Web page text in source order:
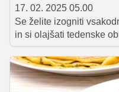
17. 02. 2025 05.00
Se želite izogniti
in si olajšati tedenske
odlična rešitev! S
že v ponedeljek
vam bodo prihranili čas
prep vam omogoča, da